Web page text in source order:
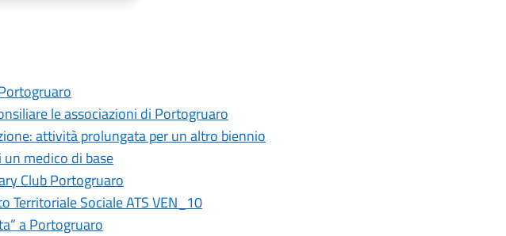
le associazioni di Portogruaro
attività prolungata per un altro biennio
medico di base
Club Portogruaro
Sociale ATS VEN_10
a Portogruaro